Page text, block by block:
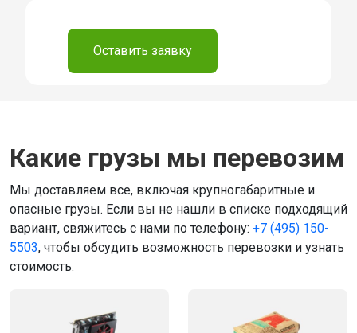
Оставить заявку
Какие грузы мы перевозим
Мы доставляем все, включая крупногабаритные и
опасные грузы. Если вы не нашли в списке подходящий
вариант, свяжитесь с нами по телефону: +7 (495) 150-
5503, чтобы обсудить возможность перевозки и узнать
стоимость.